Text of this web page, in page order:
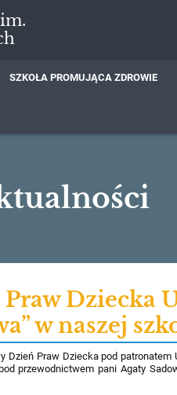
SZKOŁA PROMUJĄCA ZDROWIE
Dziecka
w naszej
Praw Dziecka pod
przewodnictwem pani Agaty